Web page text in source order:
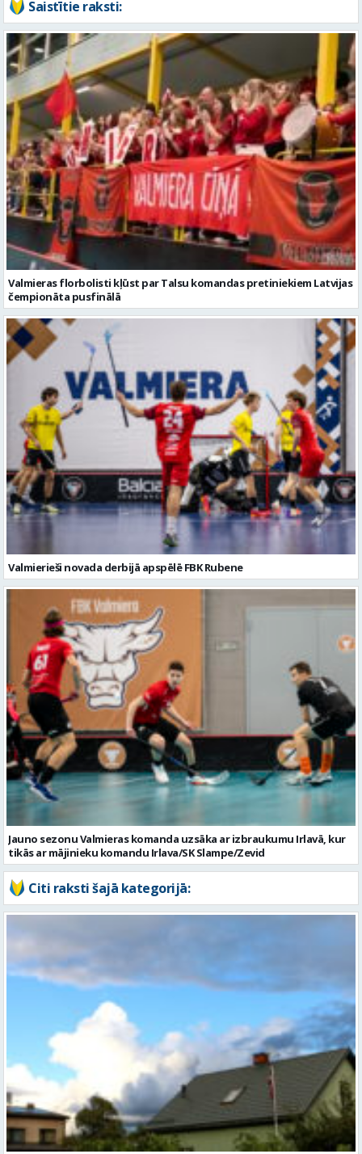
Saistītie raksti:
Valmieras florbolisti kļūst par Talsu komandas pretiniekiem Latvijas
čempionāta pusfinālā
Valmierieši novada derbijā apspēlē FBK Rubene
Jauno sezonu Valmieras komanda uzsāka ar izbraukumu Irlavā, kur
tikās ar mājinieku komandu Irlava/SK Slampe/Zevid
Citi raksti šajā kategorijā: